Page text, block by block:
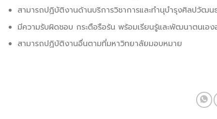
สามารถปฏิบัติงานด้านบริการวิชาการและทำนุบำรุงศิลปวัฒน
มีความรับผิดชอบ กระตือรือร้น พร้อมเรียนรู้และพัฒนาตนเอ
สามารถปฏิบัติงานอื่นตามที่มหาวิทยาลัยมอบหมาย